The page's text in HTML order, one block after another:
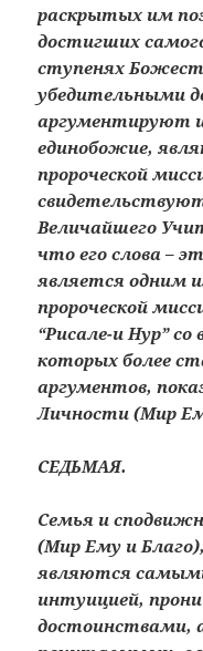
раскрытых им
достигших
ступенях
убедительными
аргументируют
единобожие,
пророческой
Величайшего
что его слова –
является одним
пророческой
“Рисале-и Hyp”
которых более
аргументов,
Личности (Мир
СЕДЬМАЯ.
Семья и
(Мир Ему и
являются
интуицией,